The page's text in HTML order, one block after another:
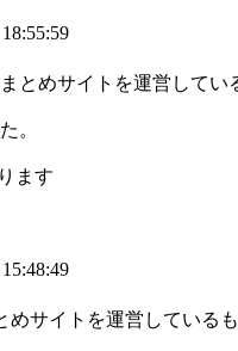
とめサイトを運営してい
。
ます
サイトを運営しているも